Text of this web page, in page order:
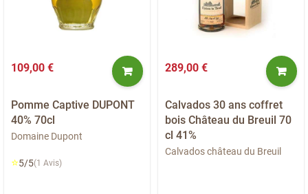
109,00 €
Pomme Captive DUPONT
40% 70cl
Domaine Dupont
⭐5/5(1 Avis)
289,00 €
Calvados 30 ans coffret
bois Château du Breuil 70
cl 41%
Calvados château du Breuil